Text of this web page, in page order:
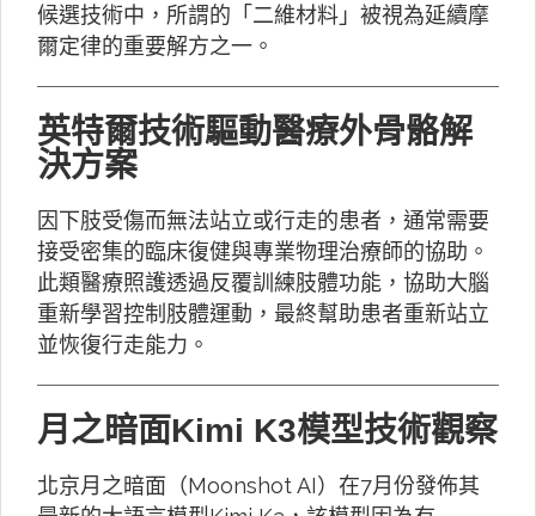
候選技術中，所謂的「二維材料」被視為延續摩
爾定律的重要解方之一。
英特爾技術驅動醫療外骨骼解
決方案
因下肢受傷而無法站立或行走的患者，通常需要
接受密集的臨床復健與專業物理治療師的協助。
此類醫療照護透過反覆訓練肢體功能，協助大腦
重新學習控制肢體運動，最終幫助患者重新站立
並恢復行走能力。
月之暗面Kimi K3模型技術觀察
北京月之暗面（Moonshot AI）在7月份發佈其